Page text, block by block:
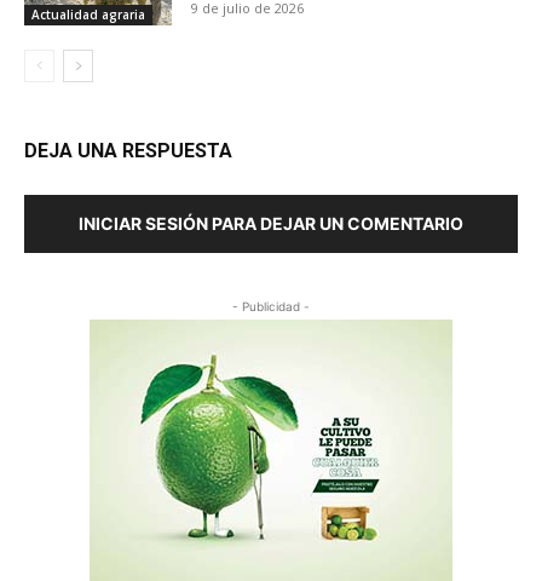
Actualidad agraria 9 de julio de 2026
DEJA UNA RESPUESTA
INICIAR SESIÓN PARA DEJAR UN COMENTARIO
- Publicidad -